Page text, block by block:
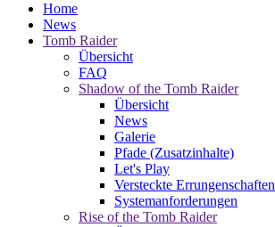
Home
News
Tomb Raider
Übersicht
FAQ
Shadow of the Tomb Raider
Übersicht
News
Galerie
Pfade (Zusatzinhalte)
Let's Play
Versteckte Errungenschaften
Systemanforderungen
Rise of the Tomb Raider